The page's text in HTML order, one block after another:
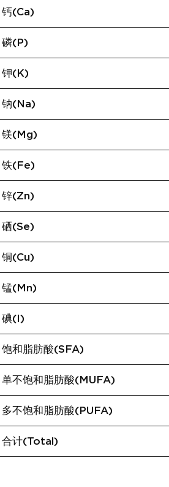
钙(Ca)
磷(P)
钾(K)
钠(Na)
镁(Mg)
铁(Fe)
锌(Zn)
硒(Se)
铜(Cu)
锰(Mn)
碘(I)
饱和脂肪酸(SFA)
单不饱和脂肪酸(MUFA)
多不饱和脂肪酸(PUFA)
合计(Total)